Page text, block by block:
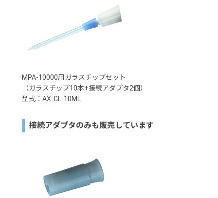
MPA-10000用ガラスチップセット
（ガラスチップ10本+接続アダプタ2個）
型式：AX-GL-10ML
接続アダプタのみも販売しています